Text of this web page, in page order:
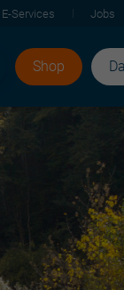
Shop
E-Services Jobs